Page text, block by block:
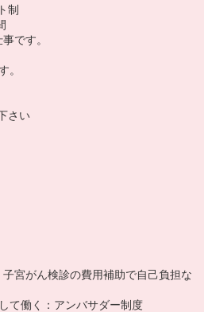
由(金髪もOK)！ネイル、ピアスOK◎
制
です。
。
さい
宮がん検診の費用補助で自己負担な
て働く：アンバサダー制度